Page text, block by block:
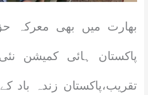
بھارت میں بھی معرکہ
پاکستان ہائی کمیشن
تقریب،پاکستان زندہ